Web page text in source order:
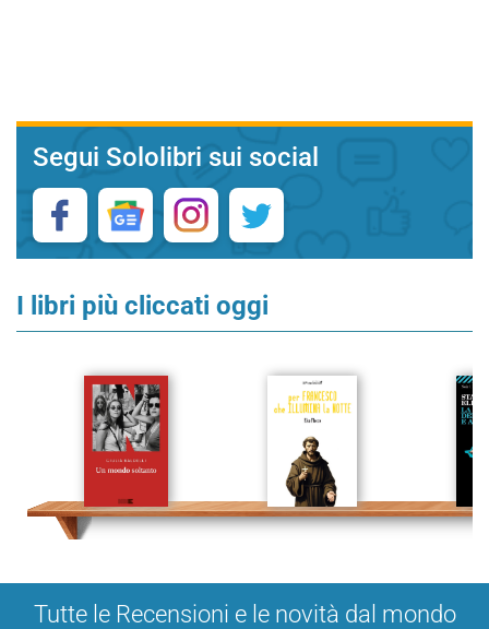
Segui Sololibri sui social
I libri più cliccati oggi
Tutte le Recensioni e le novità dal mondo